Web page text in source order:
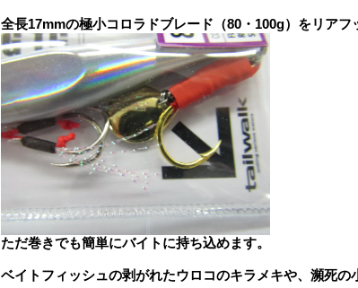
全長17mmの極小コロラドブレード（80・100g）をリアフ
ただ巻きでも簡単にバイトに持ち込めます。
ベイトフィッシュの剥がれたウロコのキラメキや、瀕死の